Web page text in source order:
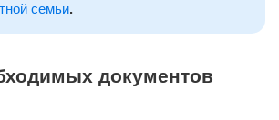
семьи.
документов